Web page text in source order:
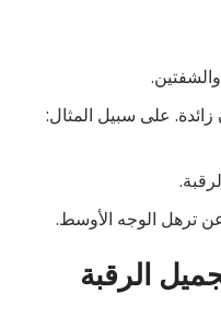
زائدة. على سبيل المثال:
عن ترهل الوجه الأوسط.
الرقبة